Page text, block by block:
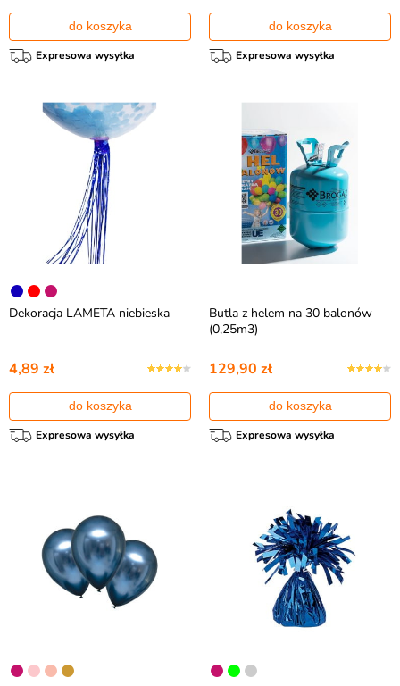
do koszyka
Expresowa wysyłka
do koszyka
Expresowa wysyłka
Dekoracja LAMETA niebieska
4,89 zł
do koszyka
Expresowa wysyłka
Butla z helem na 30 balonów
(0,25m3)
129,90 zł
do koszyka
Expresowa wysyłka